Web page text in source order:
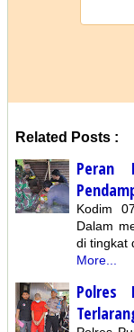
Related Posts :
Peran
Kodim
Dalam
di tingkat
More...
Polres